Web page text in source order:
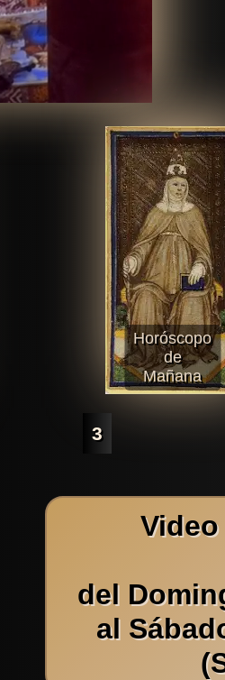
Horóscopo
de
Mañana
3
del
al